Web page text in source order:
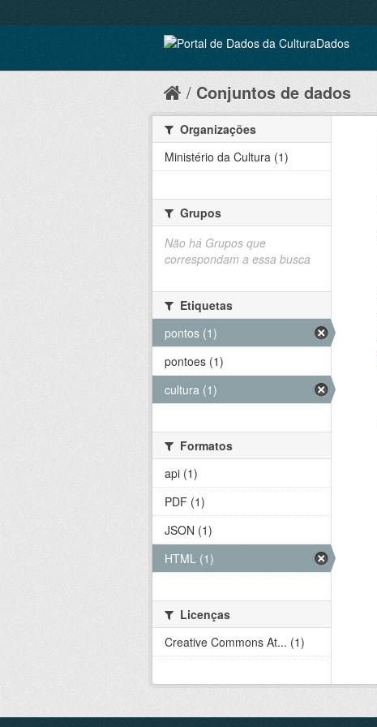
Conjuntos de dados
Organizações
Ministério da Cultura (1)
Grupos
Não há Grupos que
correspondam a essa busca
Etiquetas
pontos (1)
pontoes (1)
cultura (1)
Formatos
api (1)
PDF (1)
JSON (1)
HTML (1)
Licenças
Creative Commons At... (1)